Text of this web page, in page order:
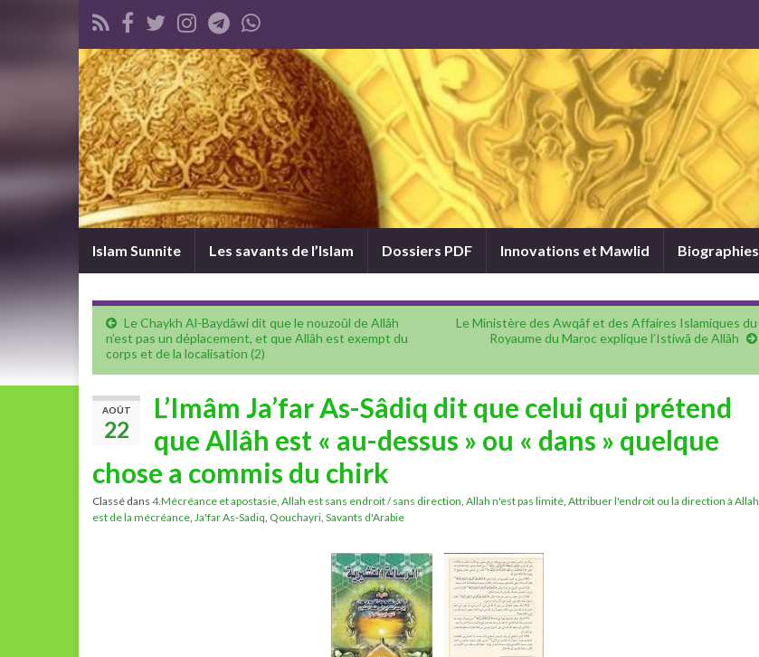
Islam Sunnite Les savants de l’Islam Dossiers PDF Innovations et Mawlid Biographies
Le Chaykh Al-Baydâwi dit que le nouzoûl de Allâh
n’est pas un déplacement, et que Allâh est exempt du
corps et de la localisation (2)
Le Ministère des Awqâf et des Affaires Islamiques du
Royaume du Maroc explique l’Istiwâ de Allâh
AOÛT
22
L’Imâm Ja’far As-Sâdiq dit que celui qui prétend
que Allâh est « au-dessus » ou « dans » quelque
chose a commis du chirk
Classé dans 4.Mécréance et apostasie, Allah est sans endroit / sans direction, Allah n'est pas limité, Attribuer l'endroit ou la direction à Allah
est de la mécréance, Ja'far As-Sadiq, Qouchayri, Savants d'Arabie